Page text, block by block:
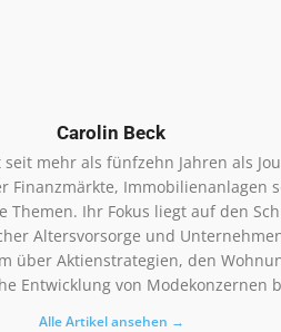
Carolin Beck
seit mehr als fünfzehn Jahren als
Finanzmärkte, Immobilienanlagen
Themen. Ihr Fokus liegt auf den
Altersvorsorge und
über Aktienstrategien, den
Entwicklung von Modekonzernen
Alle Artikel ansehen →